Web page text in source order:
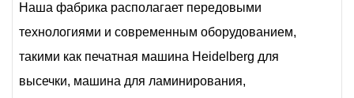
Наша фабрика располагает передовыми
технологиями и современным оборудованием,
такими как печатная машина Heidelberg для
высечки, машина для ламинирования,